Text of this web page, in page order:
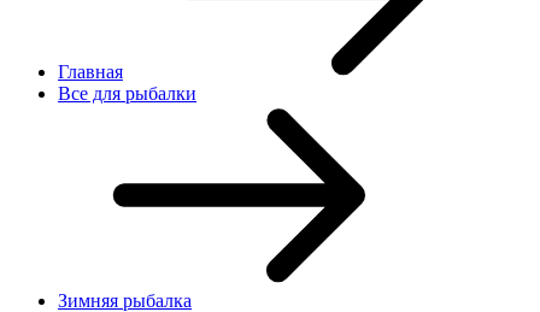
Главная
Все для рыбалки
Зимняя рыбалка